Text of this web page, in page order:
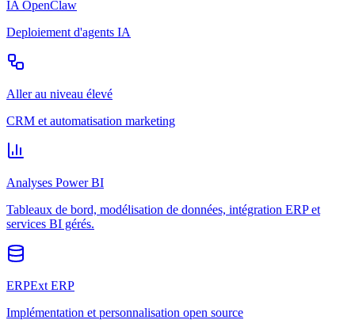
IA OpenClaw
Deploiement d'agents IA
Aller au niveau élevé
CRM et automatisation marketing
Analyses Power BI
Tableaux de bord, modélisation de données, intégration ERP et
services BI gérés.
ERPExt ERP
Implémentation et personnalisation open source